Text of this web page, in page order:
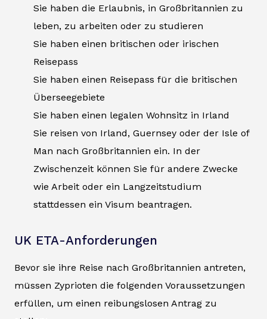
Sie haben die Erlaubnis, in Großbritannien zu
leben, zu arbeiten oder zu studieren
Sie haben einen britischen oder irischen
Reisepass
Sie haben einen Reisepass für die britischen
Überseegebiete
Sie haben einen legalen Wohnsitz in Irland
Sie reisen von Irland, Guernsey oder der Isle of
Man nach Großbritannien ein. In der
Zwischenzeit können Sie für andere Zwecke
wie Arbeit oder ein Langzeitstudium
stattdessen ein Visum beantragen.
UK ETA-Anforderungen
Bevor sie ihre Reise nach Großbritannien antreten,
müssen Zyprioten die folgenden Voraussetzungen
erfüllen, um einen reibungslosen Antrag zu